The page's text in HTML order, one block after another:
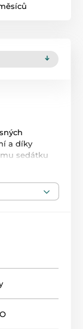
a díky
sedátku